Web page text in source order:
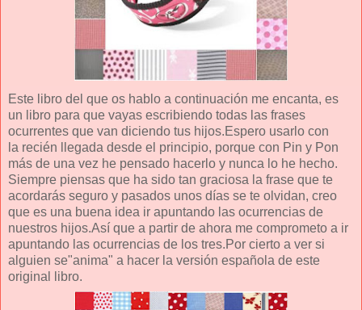
Este libro del que os hablo a continuación me encanta, es
un libro para que vayas escribiendo todas las frases
ocurrentes que van diciendo tus hijos.Espero usarlo con
la recién llegada desde el principio, porque con Pin y Pon
más de una vez he pensado hacerlo y nunca lo he hecho.
Siempre piensas que ha sido tan graciosa la frase que te
acordarás seguro y pasados unos días se te olvidan, creo
que es una buena idea ir apuntando las ocurrencias de
nuestros hijos.Así que a partir de ahora me comprometo a ir
apuntando las ocurrencias de los tres.Por cierto a ver si
alguien se"anima" a hacer la versión española de este
original libro.